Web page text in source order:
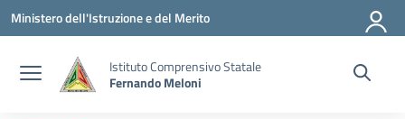
Vai ai contenuti
Vai al menu di navigazione
Vai al footer
Ministero dell'Istruzione e del Merito
Istituto Comprensivo Statale
Fernando Meloni